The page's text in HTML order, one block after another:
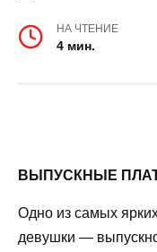
НА ЧТЕНИЕ
4 мин.
ВЫПУСКНЫЕ
Одно из самых
девушки —